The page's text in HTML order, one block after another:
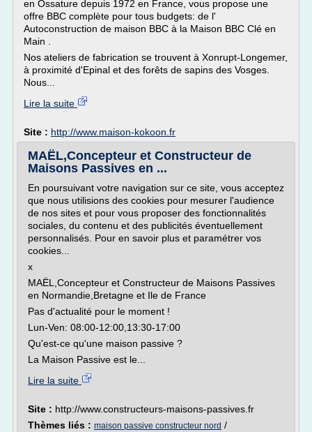
en Ossature depuis 1972 en France, vous propose une
offre BBC complète pour tous budgets: de l'
Autoconstruction de maison BBC à la Maison BBC Clé en
Main .
Nos ateliers de fabrication se trouvent à Xonrupt-Longemer,
à proximité d'Epinal et des forêts de sapins des Vosges.
Nous...
Lire la suite
Site : http://www.maison-kokoon.fr
MAËL,Concepteur et Constructeur de
Maisons Passives en ...
En poursuivant votre navigation sur ce site, vous acceptez
que nous utilisions des cookies pour mesurer l'audience
de nos sites et pour vous proposer des fonctionnalités
sociales, du contenu et des publicités éventuellement
personnalisés. Pour en savoir plus et paramétrer vos
cookies...
x
MAËL,Concepteur et Constructeur de Maisons Passives
en Normandie,Bretagne et Ile de France
Pas d'actualité pour le moment !
Lun-Ven: 08:00-12:00,13:30-17:00
Qu'est-ce qu'une maison passive ?
La Maison Passive est le...
Lire la suite
Site : http://www.constructeurs-maisons-passives.fr
Thèmes liés : maison passive constructeur nord /